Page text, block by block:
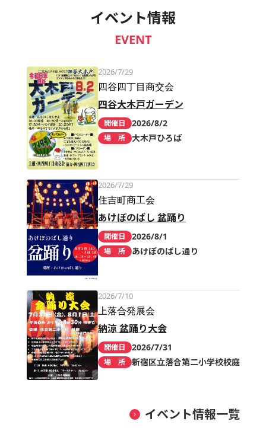
イベント情報
EVENT
2026/7/29
四谷四丁目商交会
四谷大木戸ガーデン
開催日 2026/8/2
場 所 大木戸ひろば
2026/7/29
住吉町商工会
あけぼのばし 盆踊り
開催日 2026/8/1
場 所 あけぼのばし通り
2026/7/10
上落合発展会
納涼 盆踊り大会
開催日 2026/7/31
場 所 新宿区立落合第二小学校校庭
イベント情報一覧